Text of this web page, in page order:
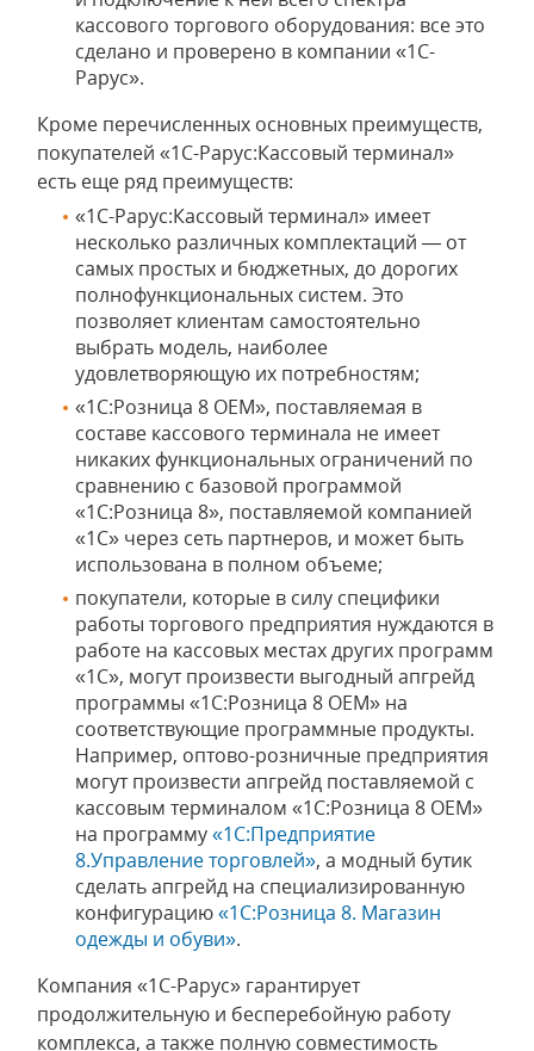
кассового торгового оборудования: все это
сделано и проверено в компании «1С-
Рарус».
Кроме перечисленных основных преимуществ,
покупателей «1С-Рарус:Кассовый терминал»
есть еще ряд преимуществ:
«1С-Рарус:Кассовый терминал» имеет
несколько различных комплектаций — от
самых простых и бюджетных, до дорогих
полнофункциональных систем. Это
позволяет клиентам самостоятельно
выбрать модель, наиболее
удовлетворяющую их потребностям;
«1С:Розница 8 ОЕМ», поставляемая в
составе кассового терминала не имеет
никаких функциональных ограничений по
сравнению с базовой программой
«1С:Розница 8», поставляемой компанией
«1С» через сеть партнеров, и может быть
использована в полном объеме;
покупатели, которые в силу специфики
работы торгового предприятия нуждаются в
работе на кассовых местах других программ
«1С», могут произвести выгодный апгрейд
программы «1С:Розница 8 ОЕМ» на
соответствующие программные продукты.
Например, оптово-розничные предприятия
могут произвести апгрейд поставляемой с
кассовым терминалом «1С:Розница 8 ОЕМ»
на программу«1С:Предприятие
8.Управление торговлей», а модный бутик
сделать апгрейд на специализированную
конфигурацию«1С:Розница 8. Магазин
одежды и обуви».
Компания «1С-Рарус» гарантирует
продолжительную и бесперебойную работу
комплекса, а также полную совместимость